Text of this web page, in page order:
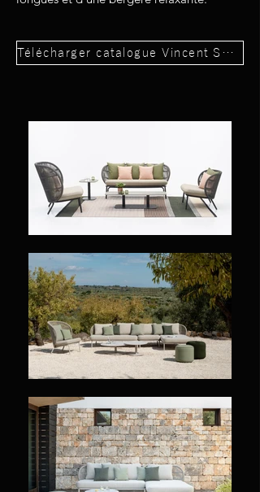
Télécharger catalogue Vincent Sheppard